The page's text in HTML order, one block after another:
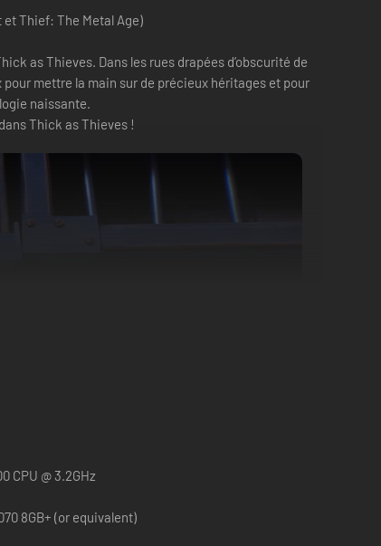
Thief: The Metal Age)
as Thieves. Dans les rues drapées d’obscurité de
mettre la main sur de précieux héritages et pour
naissante.
Thick as Thieves !
CPU @ 3.2GHz
8GB+ (or equivalent)